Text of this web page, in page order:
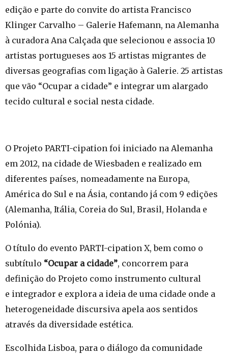
edição e parte do convite do artista Francisco
Klinger Carvalho – Galerie Hafemann, na Alemanha
à curadora Ana Calçada que selecionou e associa 10
artistas portugueses aos 15 artistas migrantes de
diversas geografias com ligação à Galerie. 25 artistas
que vão “Ocupar a cidade” e integrar um alargado
tecido cultural e social nesta cidade.
O Projeto PARTI-cipation foi iniciado na Alemanha
em 2012, na cidade de Wiesbaden e realizado em
diferentes países, nomeadamente na Europa,
América do Sul e na Ásia, contando já com 9 edições
(Alemanha, Itália, Coreia do Sul, Brasil, Holanda e
Polónia).
O título do evento PARTI-cipation X, bem como o
subtítulo “Ocupar a cidade”, concorrem para
definição do Projeto como instrumento cultural
e integrador e explora a ideia de uma cidade onde a
heterogeneidade discursiva apela aos sentidos
através da diversidade estética.
Escolhida Lisboa, para o diálogo da comunidade